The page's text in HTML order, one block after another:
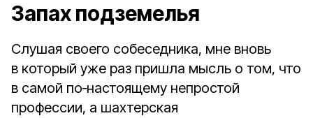
Запах подземелья
Слушая своего собеседника, мне вновь
в который уже раз пришла мысль о том, что
в самой по‑настоящему непростой
профессии, а шахтерская